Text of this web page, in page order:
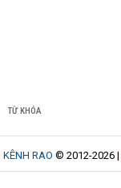
TỪ KHÓA
KÊNH RAO © 2012-2026 |